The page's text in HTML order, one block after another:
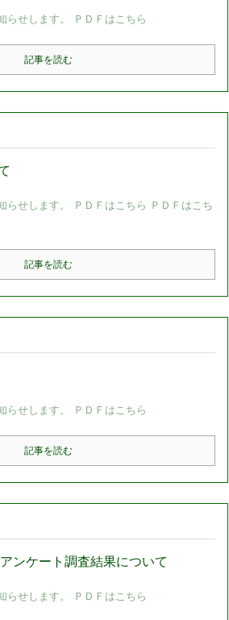
らせします。 ＰＤＦはこちら
記事を読む
らせします。 ＰＤＦはこちら ＰＤＦはこち
記事を読む
らせします。 ＰＤＦはこちら
記事を読む
ンケート調査結果について
らせします。 ＰＤＦはこちら